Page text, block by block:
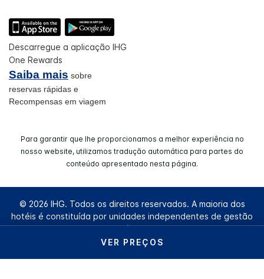
VER PREÇOS
Descarregue a aplicação IHG
One Rewards
Saiba mais sobre
reservas rápidas e
Recompensas em viagem
Para garantir que lhe proporcionamos a melhor experiência no
nosso website, utilizamos tradução automática para partes do
conteúdo apresentado nesta página.
© 2026 IHG. Todos os direitos reservados. A maioria dos
hotéis é constituída por unidades independentes de gestão
autónoma.